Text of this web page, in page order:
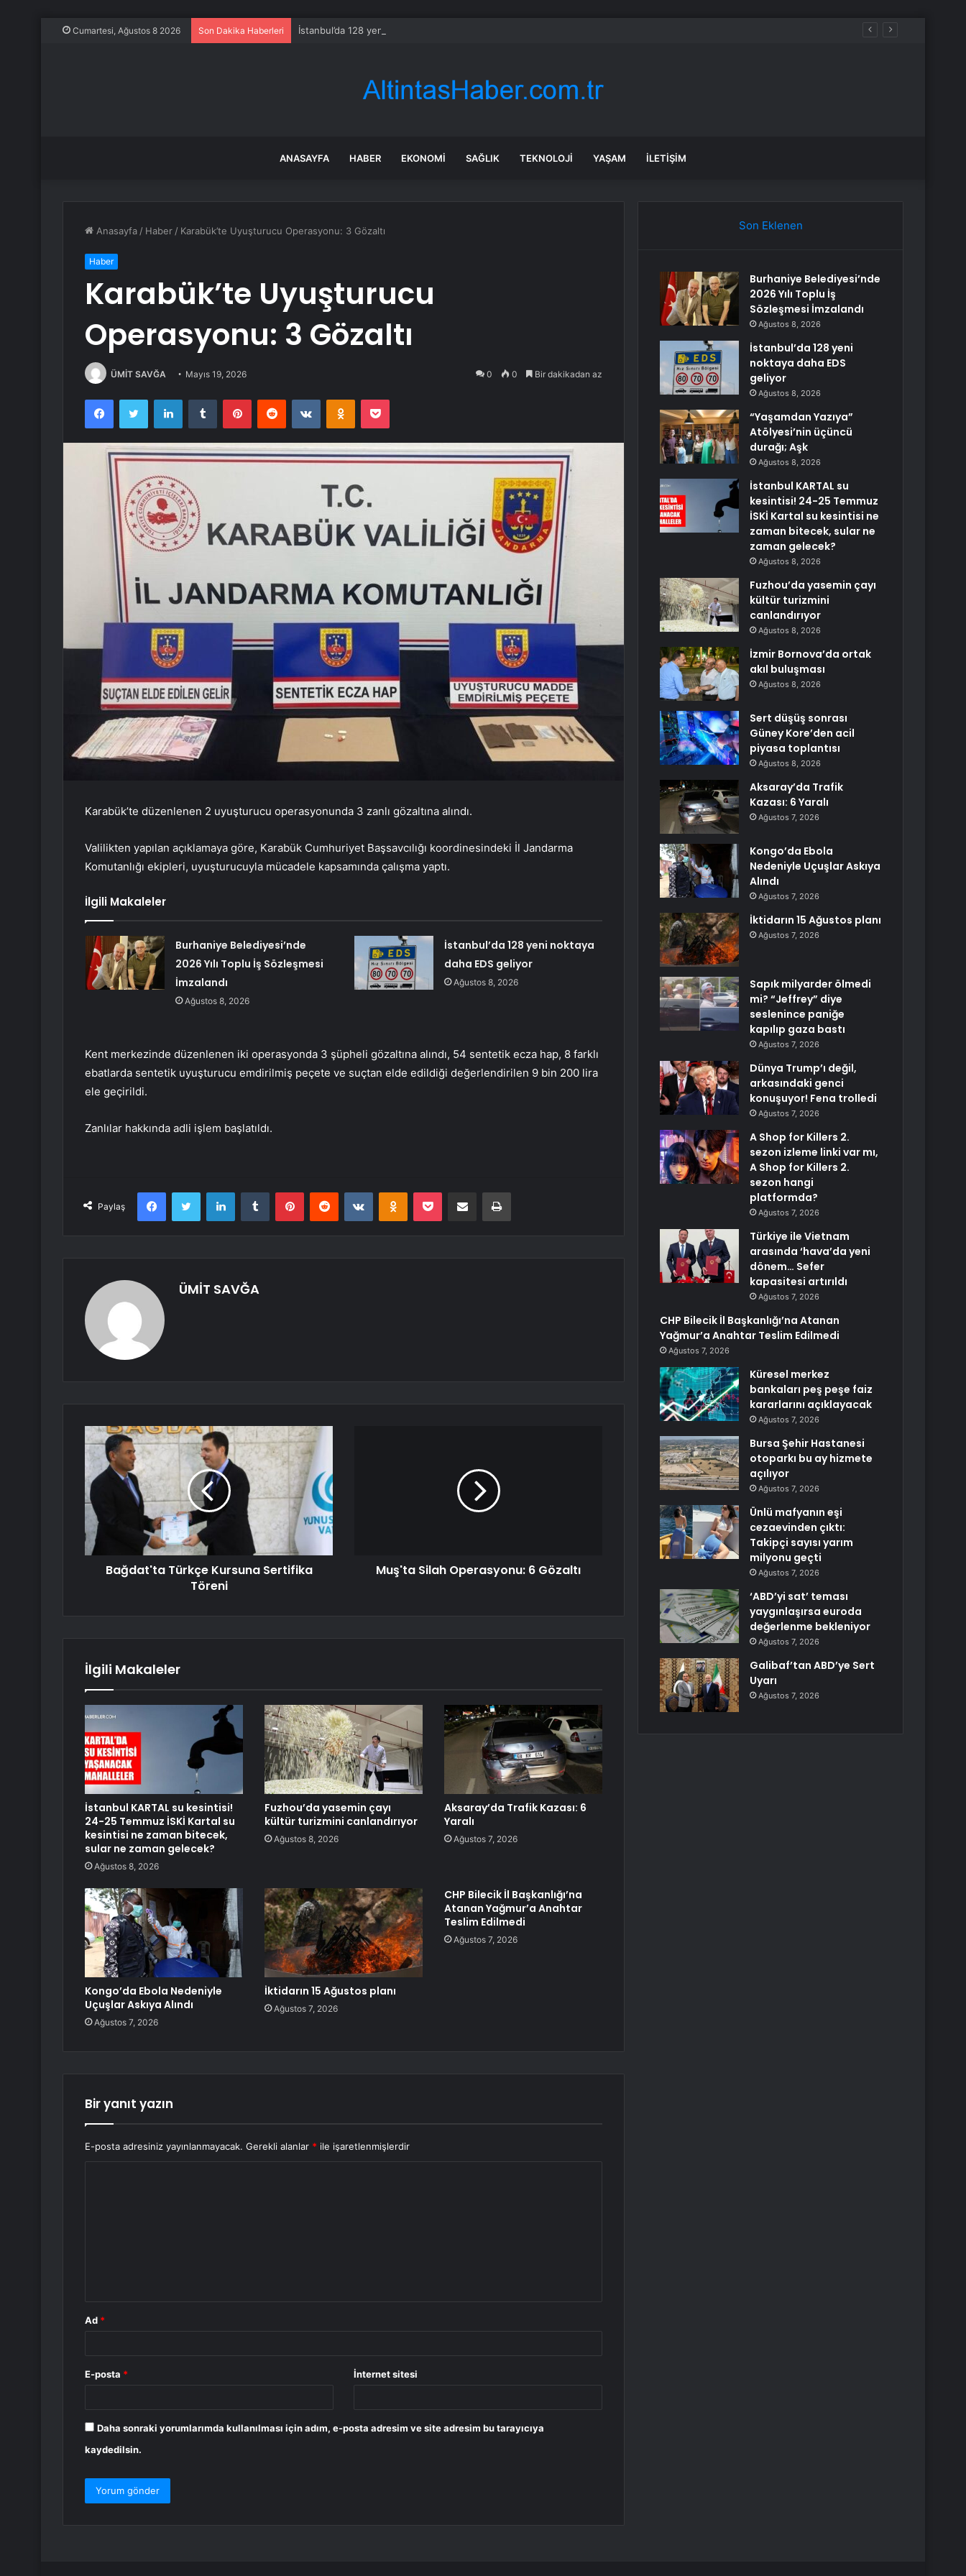
Cumartesi, Ağustos 8 2026 Son Dakika Haberleri İstanbul’da 128 yeni noktaya daha EDS geliyor
ANASAYFA HABER EKONOMI SAĞLIK TEKNOLOJI YAŞAM İLETIŞIM
Anasayfa / Haber / Karabük’te Uyuşturucu Operasyonu: 3 Gözaltı
Haber
Karabük’te Uyuşturucu
Operasyonu: 3 Gözaltı
ÜMİT SAVĞA Mayıs 19, 2026 0 0 Bir dakikadan az
FacebookTwitter LinkedInTumblr PinterestReddit VKontakteOdnoklassniki
Pocket
Karabük’te düzenlenen 2 uyuşturucu operasyonunda 3 zanlı gözaltına alındı.
Valilikten yapılan açıklamaya göre, Karabük Cumhuriyet Başsavcılığı koordinesindeki İl Jandarma
Komutanlığı ekipleri, uyuşturucuyla mücadele kapsamında çalışma yaptı.
İlgili Makaleler
Burhaniye Belediyesi’nde
2026 Yılı Toplu İş Sözleşmesi
İmzalandı
Ağustos 8, 2026
İstanbul’da 128 yeni noktaya
daha EDS geliyor
Ağustos 8, 2026
Kent merkezinde düzenlenen iki operasyonda 3 şüpheli gözaltına alındı, 54 sentetik ecza hap, 8 farklı
ebatlarda sentetik uyuşturucu emdirilmiş peçete ve suçtan elde edildiği değerlendirilen 9 bin 200 lira
ele geçirildi.
Zanlılar hakkında adli işlem başlatıldı.
Paylaş
FacebookTwitter LinkedInTumblr PinterestReddit VKontakteOdnoklassniki
Pocket E-Posta ile paylaş Yazdır
ÜMİT SAVĞA
Bağdat'ta Türkçe Kursuna Sertifika
Töreni
Muş'ta Silah Operasyonu: 6 Gözaltı
İlgili Makaleler
İstanbul KARTAL su kesintisi!
24-25 Temmuz İSKİ Kartal su
kesintisi ne zaman bitecek,
sular ne zaman gelecek?
Ağustos 8, 2026
Fuzhou’da yasemin çayı
kültür turizmini canlandırıyor
Ağustos 8, 2026
Aksaray’da Trafik Kazası: 6
Yaralı
Ağustos 7, 2026
Kongo’da Ebola Nedeniyle
Uçuşlar Askıya Alındı
Ağustos 7, 2026
İktidarın 15 Ağustos planı
Ağustos 7, 2026
CHP Bilecik İl Başkanlığı’na
Atanan Yağmur’a Anahtar
Teslim Edilmedi
Ağustos 7, 2026
Bir yanıt yazın
E-posta adresiniz yayınlanmayacak. Gerekli alanlar * ile işaretlenmişlerdir
Ad *
E-posta * İnternet sitesi
Daha sonraki yorumlarımda kullanılması için adım, e-posta adresim ve site adresim bu tarayıcıya
kaydedilsin.
Son Eklenen
Burhaniye Belediyesi’nde
2026 Yılı Toplu İş
Sözleşmesi İmzalandı
Ağustos 8, 2026
İstanbul’da 128 yeni
noktaya daha EDS
geliyor
Ağustos 8, 2026
“Yaşamdan Yazıya”
Atölyesi’nin üçüncü
durağı; Aşk
Ağustos 8, 2026
İstanbul KARTAL su
kesintisi! 24-25 Temmuz
İSKİ Kartal su kesintisi ne
zaman bitecek, sular ne
zaman gelecek?
Ağustos 8, 2026
Fuzhou’da yasemin çayı
kültür turizmini
canlandırıyor
Ağustos 8, 2026
İzmir Bornova’da ortak
akıl buluşması
Ağustos 8, 2026
Sert düşüş sonrası
Güney Kore’den acil
piyasa toplantısı
Ağustos 8, 2026
Aksaray’da Trafik
Kazası: 6 Yaralı
Ağustos 7, 2026
Kongo’da Ebola
Nedeniyle Uçuşlar Askıya
Alındı
Ağustos 7, 2026
İktidarın 15 Ağustos planı
Ağustos 7, 2026
Sapık milyarder ölmedi
mi? “Jeffrey” diye
seslenince paniğe
kapılıp gaza bastı
Ağustos 7, 2026
Dünya Trump’ı değil,
arkasındaki genci
konuşuyor! Fena trolledi
Ağustos 7, 2026
A Shop for Killers 2.
sezon izleme linki var mı,
A Shop for Killers 2.
sezon hangi
platformda?
Ağustos 7, 2026
Türkiye ile Vietnam
arasında ‘hava’da yeni
dönem… Sefer
kapasitesi artırıldı
Ağustos 7, 2026
CHP Bilecik İl Başkanlığı’na Atanan
Yağmur’a Anahtar Teslim Edilmedi
Ağustos 7, 2026
Küresel merkez
bankaları peş peşe faiz
kararlarını açıklayacak
Ağustos 7, 2026
Bursa Şehir Hastanesi
otoparkı bu ay hizmete
açılıyor
Ağustos 7, 2026
Ünlü mafyanın eşi
cezaevinden çıktı:
Takipçi sayısı yarım
milyonu geçti
Ağustos 7, 2026
‘ABD’yi sat’ teması
yaygınlaşırsa euroda
değerlenme bekleniyor
Ağustos 7, 2026
Galibaf’tan ABD’ye Sert
Uyarı
Ağustos 7, 2026